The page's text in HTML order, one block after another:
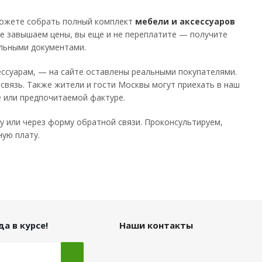
собрать полный комплект мебели и аксессуаров
завышаем цены, вы еще и не переплатите — получите
документами.
— на сайте оставлены реальными покупателями.
Также жители и гости Москвы могут приехать в наш
предпочитаемой фактуре.
через форму обратной связи. Проконсультируем,
плату.
в курсе! Наши контакты